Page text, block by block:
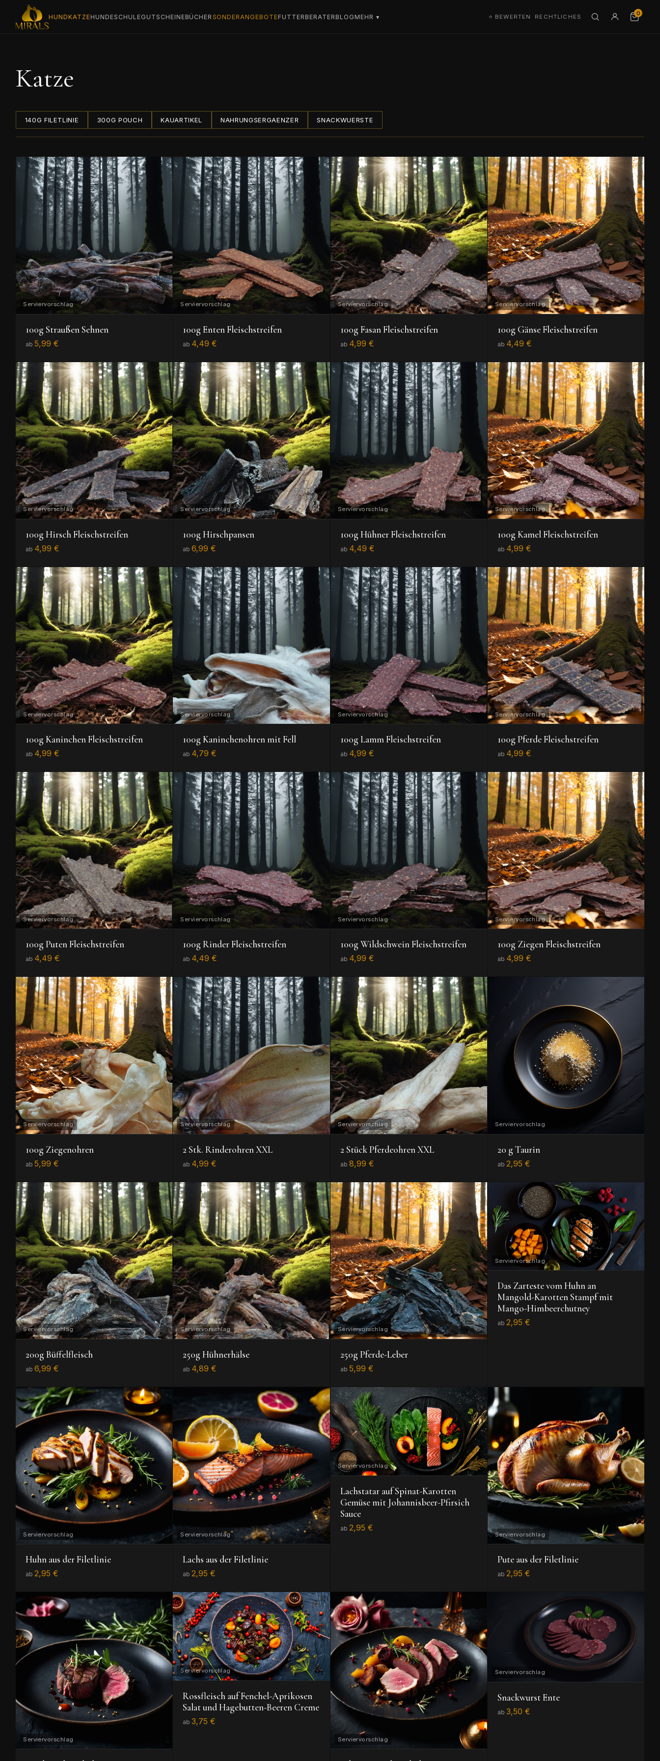
HUNDKATZEHUNDESCHULEGUTSCHEINEBÜCHER SONDERANGEBOTEFUTTERBERATER BLOG MEHR ▾ ⭐ BEWERTEN RECHTLICHES
0
Katze
140G FILETLINIE 300G POUCH KAUARTIKEL NAHRUNGSERGAENZER SNACKWUERSTE
100g Straußen Sehnen
ab 5,99 €
100g Enten Fleischstreifen
ab 4,49 €
100g Fasan Fleischstreifen
ab 4,99 €
100g Gänse Fleischstreifen
ab 4,49 €
100g Hirsch Fleischstreifen
ab 4,99 €
100g Hirschpansen
ab6,99 €
100g Hühner Fleischstreifen
ab 4,49 €
100g Kamel Fleischstreifen
ab 4,99 €
100g Kaninchen Fleischstreifen
ab 4,99 €
100g Kaninchenohren mit Fell
ab 4,79 €
100g Lamm Fleischstreifen
ab 4,99 €
100g Pferde Fleischstreifen
ab 4,99 €
100g Puten Fleischstreifen
ab 4,49 €
100g Rinder Fleischstreifen
ab 4,49 €
100g Wildschwein Fleischstreifen
ab 4,99 €
100g Ziegen Fleischstreifen
ab 4,99 €
100g Ziegenohren
ab 5,99 €
2 Stk. Rinderohren XXL
ab 4,99 €
2 Stück Pferdeohren XXL
ab 8,99 €
20 g Taurin
ab 2,95 €
200g Büffelfleisch
ab 6,99 €
250g Hühnerhälse
ab 4,89 €
250g Pferde-Leber
ab 5,99 €
Das Zarteste vom Huhn an
Mangold-Karotten Stampf mit
Mango-Himbeerchutney
ab 2,95 €
Huhn aus der Filetlinie
ab 2,95 €
Lachs aus der Filetlinie
ab2,95 €
Lachstatar auf Spinat-Karotten
Gemüse mit Johannisbeer-Pfirsich
Sauce
ab 2,95 €
Pute aus der Filetlinie
ab 2,95 €
Rossfleisch auf Fenchel-Aprikosen
Salat und Hagebutten-Beeren Creme
ab3,75 €
Snackwurst Ente
ab 3,50 €